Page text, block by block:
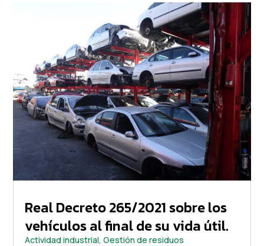
Real Decreto 265/2021 sobre los
vehículos al final de su vida útil.
Actividad industrial,Gestión de residuos